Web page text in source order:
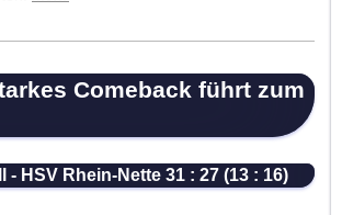
Comeback führt zum
- HSV Rhein-Nette 31 : 27 (13 : 16)